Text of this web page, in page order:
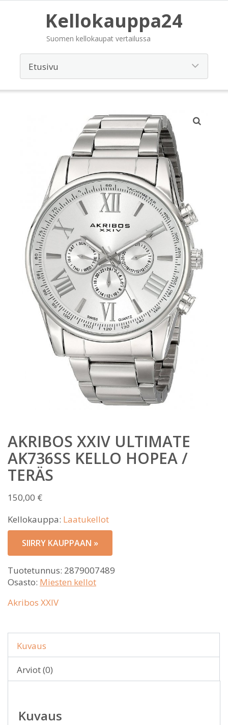
Kellokauppa24
Suomen kellokaupat vertailussa
AKRIBOS XXIV ULTIMATE
AK736SS KELLO HOPEA /
TERÄS
150,00 €
Kellokauppa: Laatukellot
SIIRRY KAUPPAAN »
Tuotetunnus: 2879007489
Osasto: Miesten kellot
Akribos XXIV
Kuvaus
Arviot (0)
Kuvaus